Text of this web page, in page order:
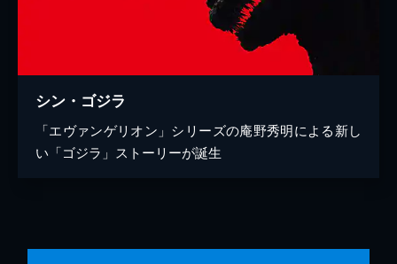
シン・ゴジラ
「エヴァンゲリオン」シリーズの庵野秀明による新し
い「ゴジラ」ストーリーが誕生